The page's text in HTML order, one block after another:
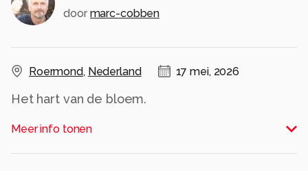
door marc-cobben
Roermond, Nederland 17 mei, 2026
Het hart van de bloem.
Alle rechten voorbehouden
Meer info tonen